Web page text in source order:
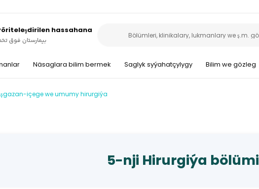
hassahana
بیمارستان فوق
Näsaglara bilim bermek Saglyk syýahatçylygy Bilim we gözleg
içege we umumy hirurgiýa
5-nji Hirurgiýa bölümi